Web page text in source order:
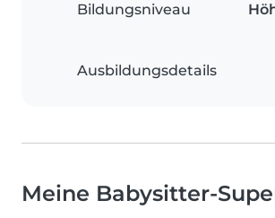
Bildungsniveau
Ausbildungsdetails
Meine Babysitter-